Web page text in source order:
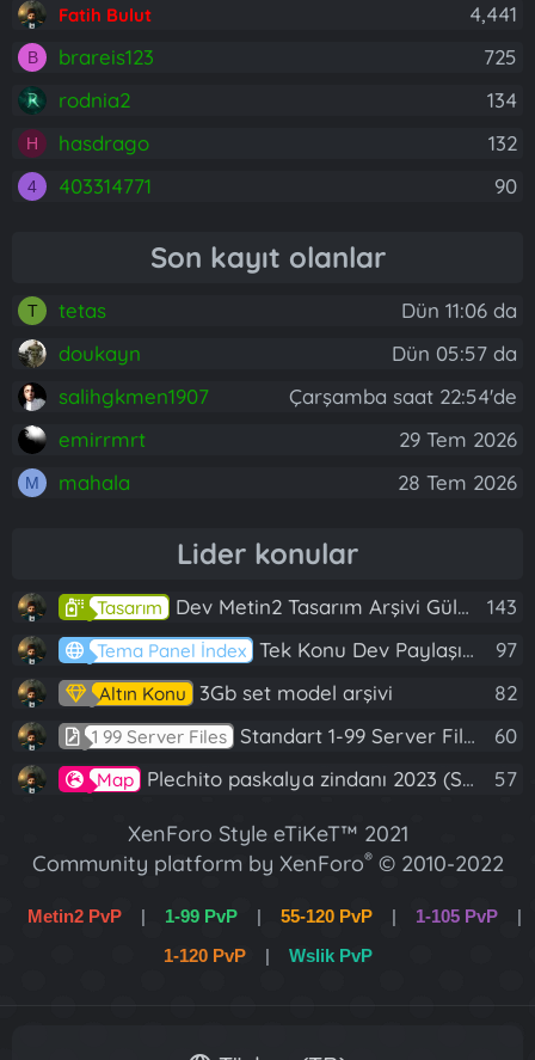
Fatih Bulut 4,441
B brareis123
725
rodnia2
134
H hasdrago 132
4 403314771 90
Son kayıt olanlar
T tetas
Dün 11:06 da
doukayn
Dün 05:57 da
salihgkmen1907
Çarşamba saat 22:54'de
emirrmrt
29 Tem 2026
M mahala 28 Tem 2026
Lider konular
Tasarım Dev Metin2 Tasarım Arşivi Güle Güle Kullanın 143
Tema Panel İndex Tek Konu Dev Paylaşım 10 Adet Server Tanıtım İndex 97
Altın Konu 3Gb set model arşivi 82
1 99 Server Files Standart 1-99 Server Files 60
Map Plechito paskalya zindanı 2023 (Spring Sanctuary dungeon) 57
XenForo Style eTiKeT™ 2021
Community platform by XenForo® © 2010-2022
[XGT] Forum statistics system- XenGenTr
Metin2 PvP | 1-99 PvP | 55-120 PvP | 1-105 PvP
|
1-120 PvP
| Wslik PvP